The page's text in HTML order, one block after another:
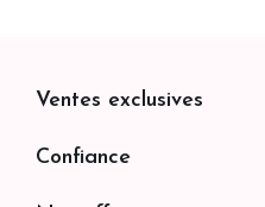
Ventes exclusives
Confiance